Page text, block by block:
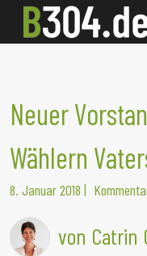
Neuer
Wählern
8. Januar 2018 |
von Catrin